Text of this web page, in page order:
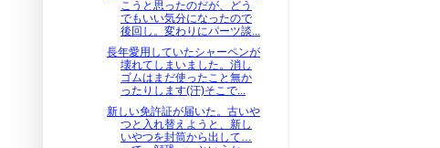
こうと思ったのだが、どう
でもいい気分になったので
後回し。変わりにパーツ談...
長年愛用していたシャーペンが
壊れてしまいました。消し
ゴムはまだ使ったこと無か
ったりします(汗)そこで...
新しい免許証が届いた。古いや
つと入れ替えようと、新し
いやつを封筒から出して…